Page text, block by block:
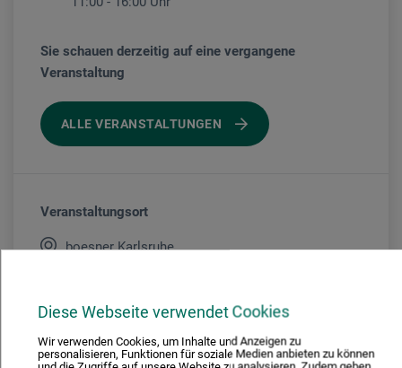
Diese Webseite verwendet Cookies
Wir verwenden Cookies, um Inhalte und Anzeigen zu
personalisieren, Funktionen für soziale Medien anbieten zu können
Sie schauen derzeitig auf eine vergangene
Veranstaltung
ALLE VERANSTALTUNGEN
Veranstaltungsort
boesner Karlsruhe
Optik